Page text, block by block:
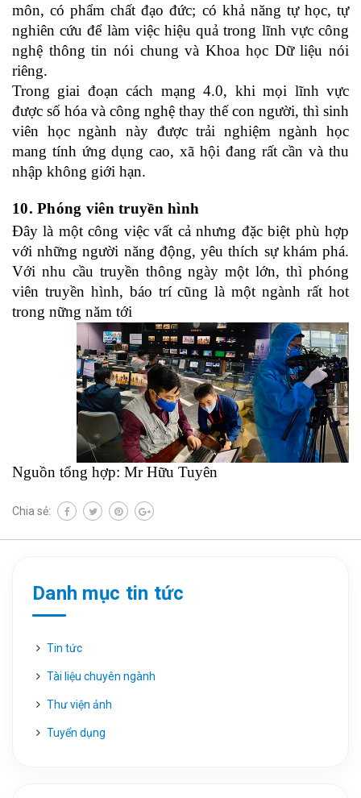
môn, có phẩm chất đạo đức; có khả năng tự học, tự
nghiên cứu để làm việc hiệu quả trong lĩnh vực công
nghệ thông tin nói chung và Khoa học Dữ liệu nói
riêng.
Trong giai đoạn cách mạng 4.0, khi mọi lĩnh vực
được số hóa và công nghệ thay thế con người, thì sinh
viên học ngành này được trải nghiệm ngành học
mang tính ứng dụng cao, xã hội đang rất cần và thu
nhập không giới hạn.
10. Phóng viên truyền hình
Đây là một công việc vất cả nhưng đặc biệt phù hợp
với những người năng động, yêu thích sự khám phá.
Với nhu cầu truyền thông ngày một lớn, thì phóng
viên truyền hình, báo trí cũng là một ngành rất hot
trong nững năm tới
Nguồn tổng hợp: Mr Hữu Tuyên
Chia sẻ:
Danh mục tin tức
Tin tức
Tài liệu chuyên ngành
Thư viện ảnh
Tuyển dụng